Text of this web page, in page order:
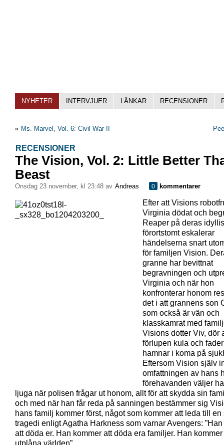
NYHETER INTERVJUER LÄNKAR RECENSIONER
« Ms. Marvel, Vol. 6: Civil War II
RECENSIONER
The Vision, Vol. 2: Little Better
Beast
onsdag 23 november, kl 23:48 av Andreas 0 kommentarer
Efter att Visions
Virginia dödat och
Reaper på deras
förortstomt eskalerar
händelserna snart
för familjen Vision.
granne har bevittnat
begravningen och
Virginia och när hon
konfronterar honom
det i att grannens son
som också är vän och
klasskamrat med
Visions dotter Viv, dör
förlupen kula och
hamnar i koma på
Eftersom Vision själv
omfattningen av hans
förehavanden väljer
ljuga när polisen frågar ut honom, allt för att skydda sin
och med när han får reda på sanningen bestämmer sig
hans familj kommer först, något som kommer att leda till en
tragedi enligt Agatha Harkness som varnar Avengers:
att döda er. Han kommer att döda era familjer. Han kommer
utplåna världen”.